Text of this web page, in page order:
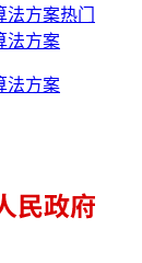
法方案热门
法方案
法方案